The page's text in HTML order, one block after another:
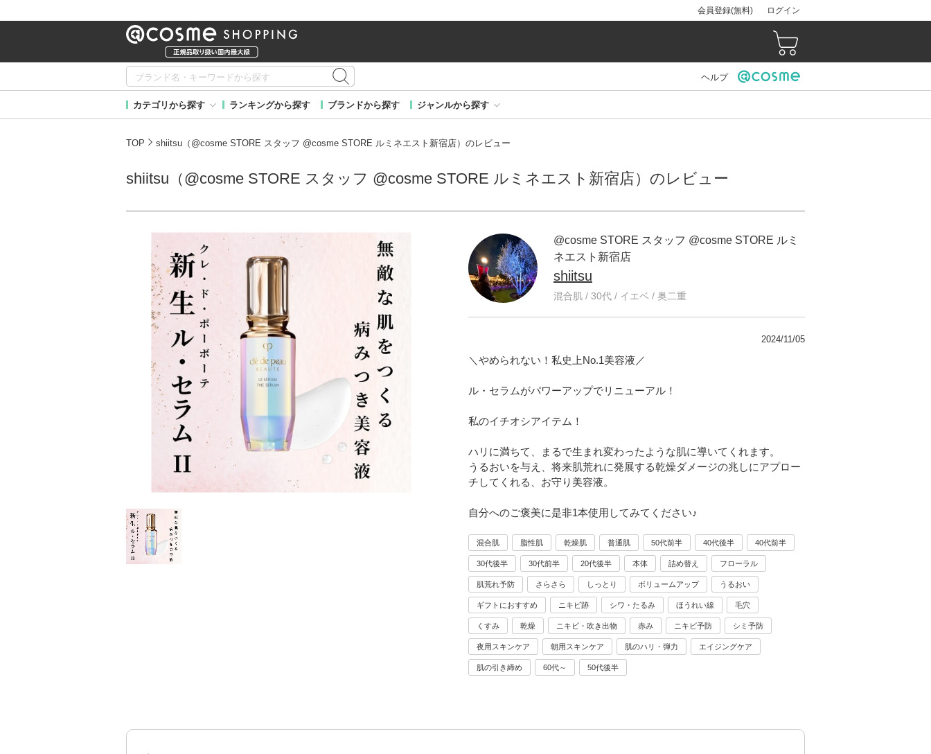
会員登録(無料) ログイン
ヘルプ
カテゴリから探す ランキングから探す ブランドから探す ジャンルから探す
TOP shiitsu（@cosme STORE スタッフ @cosme STORE ルミネエスト新宿店）のレビュー
shiitsu（@cosme STORE スタッフ @cosme STORE ルミネエスト新宿店）のレビュー
@cosme STORE スタッフ @cosme STORE ルミ
ネエスト新宿店
shiitsu
混合肌 / 30代 / イエベ / 奥二重
2024/11/05
＼やめられない！私史上No.1美容液／
ル・セラムがパワーアップでリニューアル！
私のイチオシアイテム！
ハリに満ちて、まるで生まれ変わったような肌に導いてくれます。
うるおいを与え、将来肌荒れに発展する乾燥ダメージの兆しにアプロー
チしてくれる、お守り美容液。
自分へのご褒美に是非1本使用してみてください♪
混合肌 脂性肌 乾燥肌 普通肌 50代前半 40代後半 40代前半
30代後半 30代前半 20代後半 本体 詰め替え フローラル
肌荒れ予防 さらさら しっとり ボリュームアップ うるおい
ギフトにおすすめ ニキビ跡 シワ・たるみ ほうれい線 毛穴
くすみ 乾燥 ニキビ・吹き出物 赤み ニキビ予防 シミ予防
夜用スキンケア 朝用スキンケア 肌のハリ・弾力 エイジングケア
肌の引き締め 60代～ 50代後半